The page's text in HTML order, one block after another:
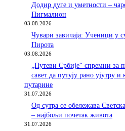
Додир дуге и уметности –
Пигмалион
03.08.2026
Чувари завичаја: Ученици у
Пирота
03.08.2026
„Путеви Србије“ спремни за
савет да путују рано ујутру
путарине
31.07.2026
Од сутра се обележава
– најбољи почетак живота
31.07.2026